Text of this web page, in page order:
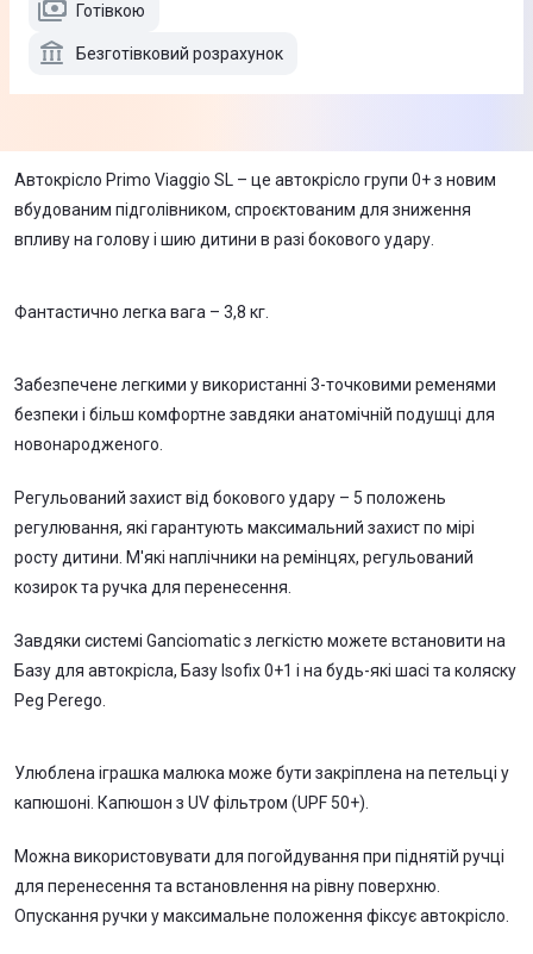
Готівкою
Безготівковий розрахунок
Автокрісло Primo Viaggio SL – це автокрісло групи 0+ з новим
вбудованим підголівником, спроєктованим для зниження
впливу на голову і шию дитини в разі бокового удару.
Фантастично легка вага – 3,8 кг.
Забезпечене легкими у використанні 3-точковими ременями
безпеки і більш комфортне завдяки анатомічній подушці для
новонародженого.
Регульований захист від бокового удару – 5 положень
регулювання, які гарантують максимальний захист по мірі
росту дитини. М'які наплічники на ремінцях, регульований
козирок та ручка для перенесення.
Завдяки системі Ganciomatic з легкістю можете встановити на
Базу для автокрісла, Базу Isofix 0+1 і на будь-які шасі та коляску
Peg Perego.
Улюблена іграшка малюка може бути закріплена на петельці у
капюшоні. Капюшон з UV фільтром (UPF 50+).
Можна використовувати для погойдування при піднятій ручці
для перенесення та встановлення на рівну поверхню.
Опускання ручки у максимальне положення фіксує автокрісло.